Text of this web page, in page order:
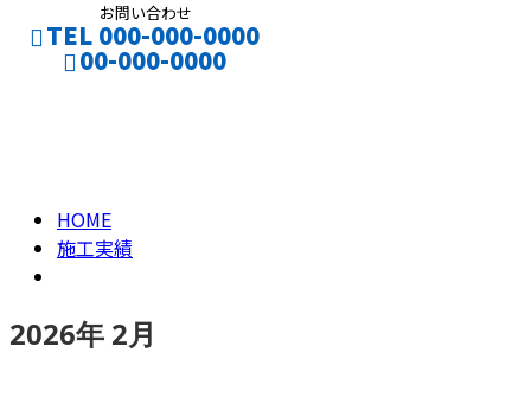
お問い合わせ
TEL 000-000-0000
00-000-0000
HOME
施工実績
2026年 2月